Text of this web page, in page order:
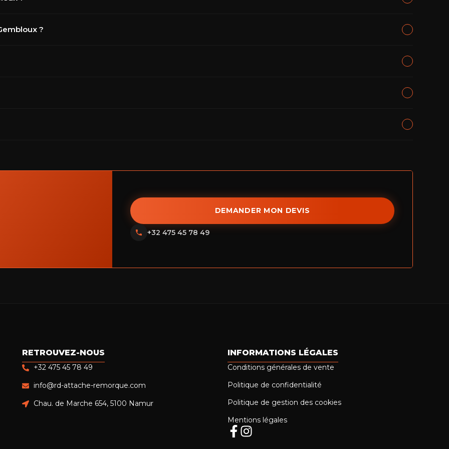
?
DEMANDER MON DEVIS
+32 475 45 78 49
RETROUVEZ-NOUS
+32 475 45 78 49
info@rd-attache-remorque.com
Chau. de Marche 654, 5100 Namur
INFORMATIONS LÉGALES
Conditions générales de vente
Politique de confidentialité
Politique de gestion des cookies
Mentions légales